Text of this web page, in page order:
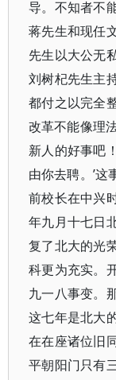
导。不知者不
蒋先生和现任
先生以大公无
刘树杞先生主
都付之以完全
改革不能像理
新人的好事吧
由你去聘。’
前校长在中兴
年九月十七日
复了北大的光
科更为充实。
九一八事变。
这七年是北大
在在座诸位旧
平朝阳门只有